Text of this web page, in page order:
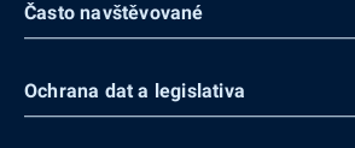
Často navštěvované
Ochrana dat a legislativa